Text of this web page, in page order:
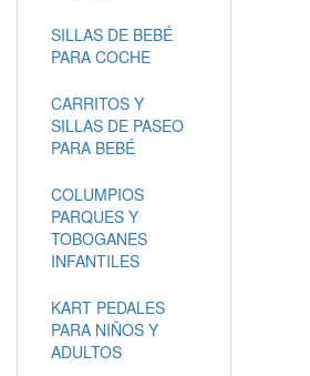
SILLAS DE BEBÉ
PARA COCHE
CARRITOS Y
SILLAS DE PASEO
PARA BEBÉ
COLUMPIOS
PARQUES Y
TOBOGANES
INFANTILES
KART PEDALES
PARA NIÑOS Y
ADULTOS